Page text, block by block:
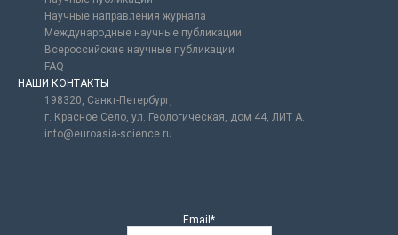
Научные направления журнала
Международные научные публикации
Всероссийские научные публикации
FAQ
НАШИ КОНТАКТЫ
198320, Санкт-Петербург,
г. Красное Село, ул. Геологическая, дом 44, ЛИТ А.
info@euroasia-science.ru
Email*